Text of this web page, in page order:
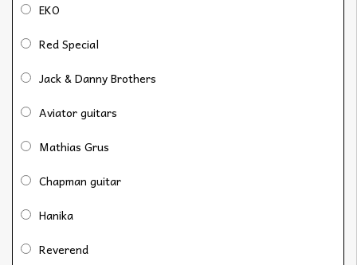
EKO
Red Special
Jack & Danny Brothers
Aviator guitars
Mathias Grus
Chapman guitar
Hanika
Reverend